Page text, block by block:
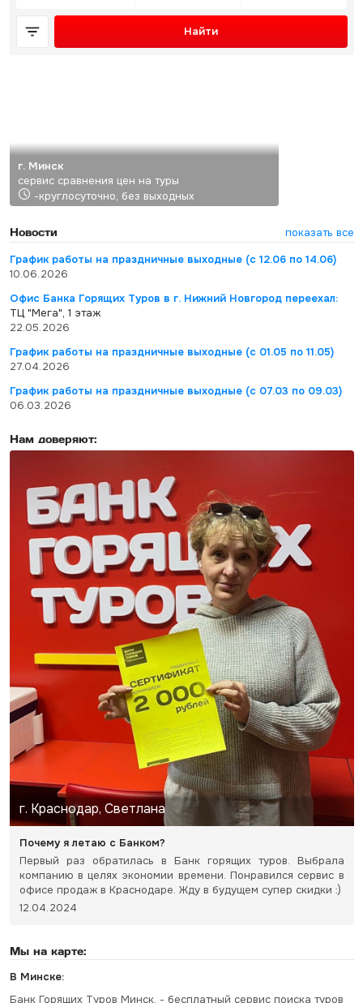
Найти
г. Минск
сервис сравнения цен на туры
-круглосуточно, без выходных
Новости
показать все
График работы на праздничные выходные (с 12.06 по 14.06)
10.06.2026
Офис Банка Горящих Туров в г. Нижний Новгород переехал:
ТЦ "Мега", 1 этаж
22.05.2026
График работы на праздничные выходные (с 01.05 по 11.05)
27.04.2026
График работы на праздничные выходные (с 07.03 по 09.03)
06.03.2026
Нам доверяют:
г. Краснодар, Светлана
Почему я летаю с Банком?
Первый раз обратилась в Банк горящих туров. Выбрала
компанию в целях экономии времени. Понравился сервис в
офисе продаж в Краснодаре. Жду в будущем супер скидки :)
12.04.2024
Мы на карте:
В Минске:
Банк Горящих Туров Минск, - бесплатный сервис поиска туров